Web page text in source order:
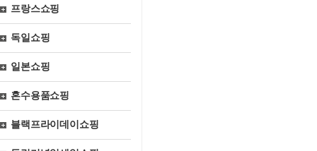
프랑스쇼핑
독일쇼핑
일본쇼핑
혼수용품쇼핑
블랙프라이데이쇼핑